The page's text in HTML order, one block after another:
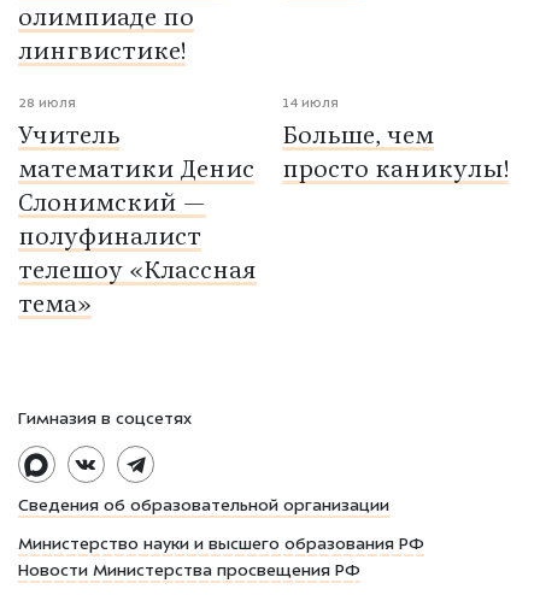
олимпиаде по
лингвистике!
28 июля
Учитель
математики Денис
Слонимский —
полуфиналист
телешоу «Классная
тема»
14 июля
Больше, чем
просто каникулы!
Сведения об образовательной организации
Министерство науки и высшего образования РФ
Новости Министерства просвещения РФ
Гимназия в соцсетях